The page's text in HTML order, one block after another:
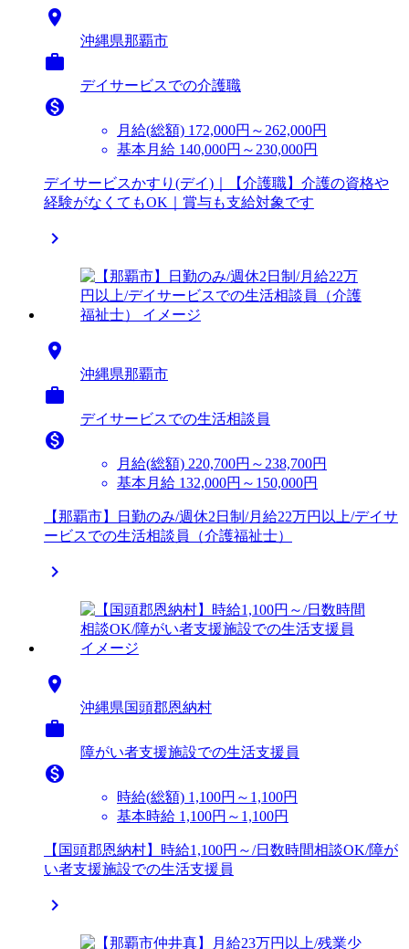

沖縄県那覇市

デイサービスでの介護職

月給(総額) 172,000円～262,000円
基本月給 140,000円～230,000円
デイサービスかすり(デイ)｜【介護職】介護の資格や
経験がなくてもOK｜賞与も支給対象です


沖縄県那覇市

デイサービスでの生活相談員

月給(総額) 220,700円～238,700円
基本月給 132,000円～150,000円
【那覇市】日勤のみ/週休2日制/月給22万円以上/デイサ
ービスでの生活相談員（介護福祉士）


沖縄県国頭郡恩納村

障がい者支援施設での生活支援員

時給(総額) 1,100円～1,100円
基本時給 1,100円～1,100円
【国頭郡恩納村】時給1,100円～/日数時間相談OK/障が
い者支援施設での生活支援員
